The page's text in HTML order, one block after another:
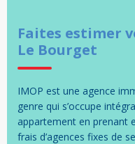
Faites estimer
Le Bourget
IMOP est une agence
genre qui s’occupe
appartement en prenant
frais d’agences fixes de